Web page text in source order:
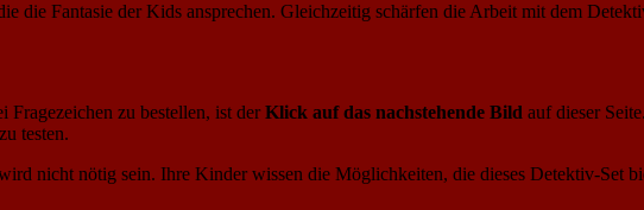
die Fantasie der Kids ansprechen. Gleichzeitig schärfen die Arbeit mit dem
zu bestellen, ist der Klick auf das nachstehende Bild auf dieser
testen.
nicht nötig sein. Ihre Kinder wissen die Möglichkeiten, die dieses Detektiv-Set